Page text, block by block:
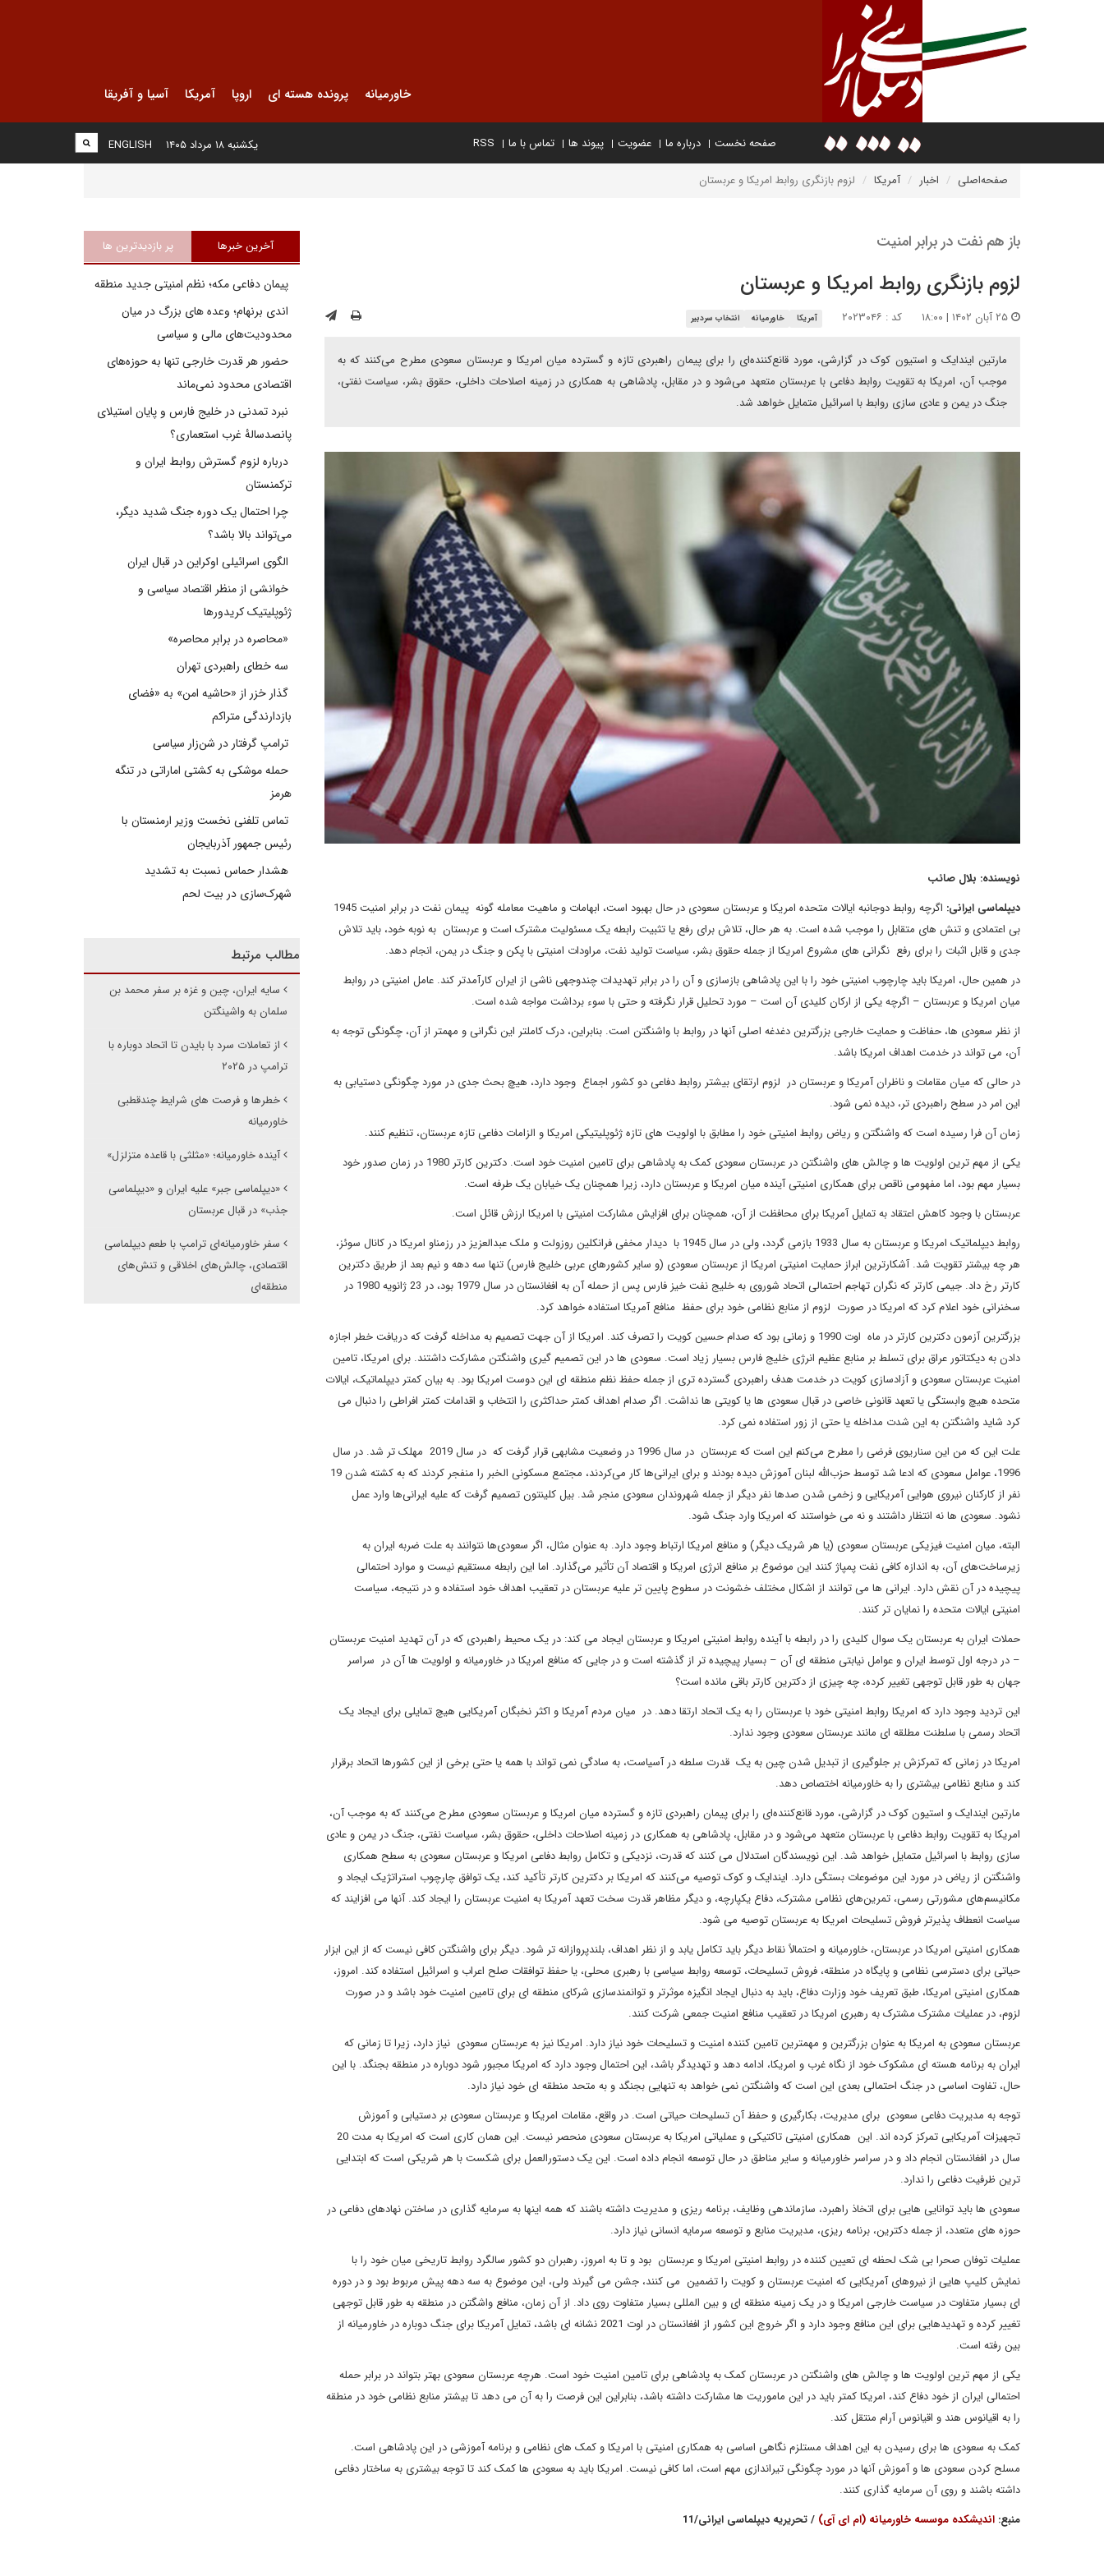
خاورمیانه پرونده هسته ای اروپا آمریکا آسیا و آفریقا
صفحه نخست درباره ما عضویت پیوند ها تماس با ما RSS
ENGLISH یکشنبه ۱۸ مرداد ۱۴۰۵
صفحه‌اصلی اخبار آمریکا لزوم بازنگری روابط امریکا و عربستان
باز هم نفت در برابر امنیت
لزوم بازنگری روابط امریکا و عربستان
کد : ۲۰۲۳۰۴۶ آمریکا خاورمیانه انتخاب سردبیر
مارتین ایندایک و استیون کوک در گزارشی، مورد قانع‌کننده‌ای را برای پیمان راهبردی تازه و گسترده میان امریکا و عربستان سعودی مطرح می‌کنند که به
موجب آن، امریکا به تقویت روابط دفاعی با عربستان متعهد می‌شود و در مقابل، پادشاهی به همکاری در زمینه اصلاحات داخلی، حقوق بشر، سیاست نفتی،
جنگ در یمن و عادی سازی روابط با اسرائیل متمایل خواهد شد.
نویسنده: بلال صائب
دیپلماسی ایرانی:
اگرچه روابط دوجانبه ایالات متحده امریکا و عربستان سعودی در حال بهبود است، ابهامات و ماهیت معامله گونه پیمان نفت در برابر امنیت 1945
بی اعتمادی و تنش های متقابل را موجب شده است. به هر حال، تلاش برای رفع یا تثبیت رابطه یک مسئولیت مشترک است و عربستان به نوبه خود، باید تلاش
جدی و قابل اثبات را برای رفع نگرانی های مشروع امریکا از جمله حقوق بشر، سیاست تولید نفت، مراودات امنیتی با پکن و جنگ در یمن، انجام دهد.
در همین حال، امریکا باید چارچوب امنیتی خود را با این پادشاهی بازسازی و آن را در برابر تهدیدات چندوجهی ناشی از ایران کارآمدتر کند. عامل امنیتی در روابط
میان امریکا و عربستان – اگرچه یکی از ارکان کلیدی آن است – مورد تحلیل قرار نگرفته و حتی با سوء برداشت مواجه شده است.
از نظر سعودی ها، حفاظت و حمایت خارجی بزرگترین دغدغه اصلی آنها در روابط با واشنگتن است. بنابراین، درک کاملتر این نگرانی و مهمتر از آن، چگونگی توجه به
آن، می تواند در خدمت اهداف امریکا باشد.
در حالی که میان مقامات و ناظران آمریکا و عربستان در لزوم ارتقای بیشتر روابط دفاعی دو کشور اجماع وجود دارد، هیچ بحث جدی در مورد چگونگی دستیابی به
این امر در سطح راهبردی تر، دیده نمی شود.
زمان آن فرا رسیده است که واشنگتن و ریاض روابط امنیتی خود را مطابق با اولویت های تازه ژئوپلیتیکی امریکا و الزامات دفاعی تازه عربستان، تنظیم کنند.
یکی از مهم ترین اولویت ها و چالش های واشنگتن در عربستان سعودی کمک به پادشاهی برای تامین امنیت خود است. دکترین کارتر 1980 در زمان صدور خود
بسیار مهم بود، اما مفهومی ناقص برای همکاری امنیتی آینده میان امریکا و عربستان دارد، زیرا همچنان یک خیابان یک طرفه است.
عربستان با وجود کاهش اعتقاد به تمایل آمریکا برای محافظت از آن، همچنان برای افزایش مشارکت امنیتی با امریکا ارزش قائل است.
روابط دیپلماتیک امریکا و عربستان به سال 1933 بازمی گردد، ولی در سال 1945 با دیدار مخفی فرانکلین روزولت و ملک عبدالعزیز در رزمناو امریکا در کانال سوئز،
هر چه بیشتر تقویت شد. آشکارترین ابراز حمایت امنیتی امریکا از عربستان سعودی (و سایر کشورهای عربی خلیج فارس) تنها سه دهه و نیم بعد از طریق دکترین
کارتر رخ داد. جیمی کارتر که نگران تهاجم احتمالی اتحاد شوروی به خلیج نفت خیز فارس پس از حمله آن به افغانستان در سال 1979 بود، در 23 ژانویه 1980 در
سخنرانی خود اعلام کرد که امریکا در صورت لزوم از منابع نظامی خود برای حفظ منافع آمریکا استفاده خواهد کرد.
بزرگترین آزمون دکترین کارتر در ماه اوت 1990 و زمانی بود که صدام حسین کویت را تصرف کند. امریکا از آن جهت تصمیم به مداخله گرفت که دریافت خطر اجازه
دادن به دیکتاتور عراق برای تسلط بر منابع عظیم انرژی خلیج فارس بسیار زیاد است. سعودی ها در این تصمیم گیری واشنگتن مشارکت داشتند. برای امریکا، تامین
امنیت عربستان سعودی و آزادسازی کویت در خدمت هدف راهبردی گسترده تری از جمله حفظ نظم منطقه ای این دوست امریکا بود. به بیان کمتر دیپلماتیک، ایالات
متحده هیچ وابستگی یا تعهد قانونی خاصی در قبال سعودی ها یا کویتی ها نداشت. اگر صدام اهداف کمتر حداکثری را انتخاب و اقدامات کمتر افراطی را دنبال می
کرد شاید واشنگتن به این شدت مداخله یا حتی از زور استفاده نمی کرد.
علت این که من این سناریوی فرضی را مطرح می‌کنم این است که عربستان در سال 1996 در وضعیت مشابهی قرار گرفت که در سال 2019 مهلک تر شد. در سال
1996، عوامل سعودی که ادعا شد توسط حزب‌الله لبنان آموزش دیده بودند و برای ایرانی‌ها کار می‌کردند، مجتمع مسکونی الخبر را منفجر کردند که به کشته شدن 19
نفر از کارکنان نیروی هوایی آمریکایی و زخمی شدن صدها نفر دیگر از جمله شهروندان سعودی منجر شد. بیل کلینتون تصمیم گرفت که علیه ایرانی‌ها وارد عمل
نشود. سعودی ها نه انتظار داشتند و نه می خواستند که امریکا وارد جنگ شود.
البته، میان امنیت فیزیکی عربستان سعودی (یا هر شریک دیگر) و منافع امریکا ارتباط وجود دارد. به عنوان مثال، اگر سعودی‌ها نتوانند به علت ضربه ایران به
زیرساخت‌های آن، به اندازه کافی نفت پمپاژ کنند این موضوع بر منافع انرژی امریکا و اقتصاد آن تأثیر می‌گذارد. اما این رابطه مستقیم نیست و موارد احتمالی
پیچیده در آن نقش دارد. ایرانی ها می توانند از اشکال مختلف خشونت در سطوح پایین تر علیه عربستان در تعقیب اهداف خود استفاده و در نتیجه، سیاست
امنیتی ایالات متحده را نمایان تر کنند.
حملات ایران به عربستان یک سوال کلیدی را در رابطه با آینده روابط امنیتی امریکا و عربستان ایجاد می کند: در یک محیط راهبردی که در آن تهدید امنیت عربستان
– در درجه اول توسط ایران و عوامل نیابتی منطقه ای آن – بسیار پیچیده تر از گذشته است و در جایی که منافع امریکا در خاورمیانه و اولویت ها آن در سراسر
جهان به طور قابل توجهی تغییر کرده، چه چیزی از دکترین کارتر باقی مانده است؟
این تردید وجود دارد که امریکا روابط امنیتی خود با عربستان را به یک اتحاد ارتقا دهد. در میان مردم آمریکا و اکثر نخبگان آمریکایی هیچ تمایلی برای ایجاد یک
اتحاد رسمی با سلطنت مطلقه ای مانند عربستان سعودی وجود ندارد.
امریکا در زمانی که تمرکزش بر جلوگیری از تبدیل شدن چین به یک قدرت سلطه در آسیاست، به سادگی نمی تواند با همه یا حتی برخی از این کشورها اتحاد برقرار
کند و منابع نظامی بیشتری را به خاورمیانه اختصاص دهد.
مارتین ایندایک و استیون کوک در گزارشی، مورد قانع‌کننده‌ای را برای پیمان راهبردی تازه و گسترده میان امریکا و عربستان سعودی مطرح می‌کنند که به موجب آن،
امریکا به تقویت روابط دفاعی با عربستان متعهد می‌شود و در مقابل، پادشاهی به همکاری در زمینه اصلاحات داخلی، حقوق بشر، سیاست نفتی، جنگ در یمن و عادی
سازی روابط با اسرائیل متمایل خواهد شد. این نویسندگان استدلال می کنند که قدرت، نزدیکی و تکامل روابط دفاعی امریکا و عربستان سعودی به سطح همکاری
واشنگتن از ریاض در مورد این موضوعات بستگی دارد. ایندایک و کوک توصیه می‌کنند که امریکا بر دکترین کارتر تأکید کند، یک توافق چارچوب استراتژیک ایجاد و
مکانیسم‌های مشورتی رسمی، تمرین‌های نظامی مشترک، دفاع یکپارچه، و دیگر مظاهر قدرت سخت تعهد آمریکا به امنیت عربستان را ایجاد کند. آنها می افزایند که
سیاست انعطاف پذیرتر فروش تسلیحات امریکا به عربستان توصیه می شود.
همکاری امنیتی امریکا در عربستان، خاورمیانه و احتمالاً نقاط دیگر باید تکامل یابد و از نظر اهداف، بلندپروازانه تر شود. دیگر برای واشنگتن کافی نیست که از این ابزار
حیاتی برای دسترسی نظامی و پایگاه در منطقه، فروش تسلیحات، توسعه روابط سیاسی با رهبری محلی، یا حفظ توافقات صلح اعراب و اسرائیل استفاده کند. امروز،
همکاری امنیتی امریکا، طبق تعریف خود وزارت دفاع، باید به دنبال ایجاد انگیزه موثرتر و توانمندسازی شرکای منطقه ای برای تامین امنیت خود باشد و در صورت
لزوم، در عملیات مشترک مشترک به رهبری امریکا در تعقیب منافع امنیت جمعی شرکت کنند.
عربستان سعودی به امریکا به عنوان بزرگترین و مهمترین تامین کننده امنیت و تسلیحات خود نیاز دارد. امریکا نیز به عربستان سعودی نیاز دارد، زیرا تا زمانی که
ایران به برنامه هسته ای مشکوک خود از نگاه غرب و امریکا، ادامه دهد و تهدیدگر باشد، این احتمال وجود دارد که امریکا مجبور شود دوباره در منطقه بجنگد. با این
حال، تفاوت اساسی در جنگ احتمالی بعدی این است که واشنگتن نمی خواهد به تنهایی بجنگد و به متحد منطقه ای خود نیاز دارد.
توجه به مدیریت دفاعی سعودی برای مدیریت، بکارگیری و حفظ آن تسلیحات حیاتی است. در واقع، مقامات امریکا و عربستان سعودی بر دستیابی و آموزش
تجهیزات آمریکایی تمرکز کرده اند. این همکاری امنیتی تاکتیکی و عملیاتی امریکا به عربستان سعودی منحصر نیست. این همان کاری است که امریکا به مدت 20
سال در افغانستان انجام داد و در سراسر خاورمیانه و سایر مناطق در حال توسعه انجام داده است. این یک دستورالعمل برای شکست با هر شریکی است که ابتدایی
ترین ظرفیت دفاعی را ندارد.
سعودی ها باید توانایی هایی برای اتخاذ راهبرد، سازماندهی وظایف، برنامه ریزی و مدیریت داشته باشند که همه اینها به سرمایه گذاری در ساختن نهادهای دفاعی در
حوزه های متعدد، از جمله دکترین، برنامه ریزی، مدیریت منابع و توسعه سرمایه انسانی نیاز دارد.
عملیات توفان صحرا بی شک لحظه ای تعیین کننده در روابط امنیتی امریکا و عربستان بود و تا به امروز، رهبران دو کشور سالگرد روابط تاریخی میان خود را با
نمایش کلیپ هایی از نیروهای آمریکایی که امنیت عربستان و کویت را تضمین می کنند، جشن می گیرند ولی، این موضوع به سه دهه پیش مربوط بود و در دوره
ای بسیار متفاوت در سیاست خارجی امریکا و در یک زمینه منطقه ای و بین المللی بسیار متفاوت روی داد. از آن زمان، منافع واشگتن در منطقه به طور قابل توجهی
تغییر کرده و تهدیدهایی برای این منافع وجود دارد و اگر خروج این کشور از افغانستان در اوت 2021 نشانه ای باشد، تمایل آمریکا برای جنگ دوباره در خاورمیانه از
بین رفته است.
یکی از مهم ترین اولویت ها و چالش های واشنگتن در عربستان کمک به پادشاهی برای تامین امنیت خود است. هرچه عربستان سعودی بهتر بتواند در برابر حمله
احتمالی ایران از خود دفاع کند، امریکا کمتر باید در این ماموریت ها مشارکت داشته باشد، بنابراین این فرصت را به آن می دهد تا بیشتر منابع نظامی خود در منطقه
را به اقیانوس هند و اقیانوس آرام منتقل کند.
کمک به سعودی ها برای رسیدن به این اهداف مستلزم نگاهی اساسی به همکاری امنیتی با امریکا و کمک های نظامی و برنامه آموزشی در این پادشاهی است.
مسلح کردن سعودی ها و آموزش آنها در مورد چگونگی تیراندازی مهم است، اما کافی نیست. امریکا باید به سعودی ها کمک کند تا توجه بیشتری به ساختار دفاعی
داشته باشند و روی آن سرمایه گذاری کنند.
منبع: اندیشکده موسسه خاورمیانه (ام ای آی) / تحریریه دیپلماسی ایرانی/11
آخرین خبرها پر بازدیدترین ها
پیمان دفاعی مکه؛ نظم امنیتی جدید منطقه
اندی برنهام؛ وعده های بزرگ در میان
محدودیت‌های مالی و سیاسی
حضور هر قدرت خارجی تنها به حوزه‌های
اقتصادی محدود نمی‌ماند
نبرد تمدنی در خلیج فارس و پایان استیلای
پانصدسالۀ غرب استعماری؟
درباره لزوم گسترش روابط ایران و
ترکمنستان
چرا احتمال یک دوره جنگ شدید دیگر،
می‌تواند بالا باشد؟
الگوی اسرائیلی اوکراین در قبال ایران
خوانشی از منظر اقتصاد سیاسی و
ژئوپلیتیک کریدورها
«محاصره در برابر محاصره»
سه خطای راهبردی تهران
گذار خزر از «حاشیه امن» به «فضای
بازدارندگی متراکم
ترامپ گرفتار در شن‌زار سیاسی
حمله موشکی به کشتی اماراتی در تنگه
هرمز
تماس تلفنی نخست وزیر ارمنستان با
رئیس جمهور آذربایجان
هشدار حماس نسبت به تشدید
شهرک‌سازی در بیت‌ لحم
مطالب مرتبط
سایه ایران، چین و غزه بر سفر محمد بن
سلمان به واشینگتن
از تعاملات سرد با بایدن تا اتحاد دوباره با
ترامپ در ۲۰۲۵
خطرها و فرصت های شرایط چندقطبی
خاورمیانه
آینده خاورمیانه؛ «مثلثی با قاعده متزلزل»
«دیپلماسی جبر» علیه ایران و «دیپلماسی
جذب» در قبال عربستان
سفر خاورمیانه‌ای ترامپ با طعم دیپلماسی
اقتصادی، چالش‌های اخلاقی و تنش‌های
منطقه‌ای